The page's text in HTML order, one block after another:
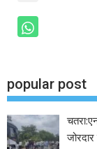
popular post